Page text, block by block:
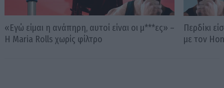
«Εγώ είμαι η ανάπηρη, αυτοί είναι οι μ***ες» –
Η Maria Rolls χωρίς φίλτρο
Περδίκι
με τον